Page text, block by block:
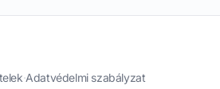
·Adatvédelmi szabályzat